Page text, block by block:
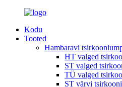
Kodu
Tooted
Hambaravi
HT valged
ST valged
TÜ valged
ST värvi